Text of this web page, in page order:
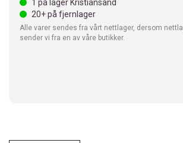
1 på lager Kristiansand
20+på fjernlager
Alle varer sendes fra vårt nettlager, dersom
sender vi fra en av våre butikker.